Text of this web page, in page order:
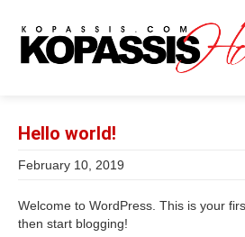
Hello world!
February 10, 2019
Welcome to WordPress. This is your
then start blogging!